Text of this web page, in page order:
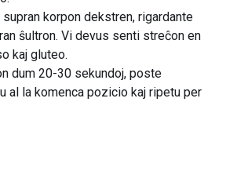
korpon dekstren, rigardante
ŝultron. Vi devus senti streĉon en
kaj gluteo.
dum 20-30 sekundoj, poste
al la komenca pozicio kaj ripetu per